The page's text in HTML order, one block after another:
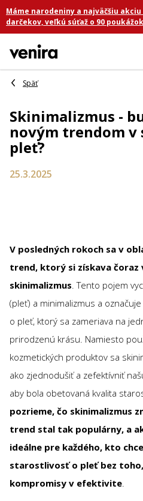
Prejsť
na
obsah
Máme narodeniny a najväčšiu
darčekov, veľkú súťaž o 90
Skinimalizmus -
novým trendom
pleť?
25.3.2025
V posledných rokoch sa v
trend, ktorý si získava čoraz
skinimalizmus. Tento pojem
(pleť) a minimalizmus a
o pleť, ktorý sa zameriava na
prirodzenú krásu. Namiesto
kozmetických produktov sa
ako zjednodušiť a zefektívniť
aby bola obetovaná kvalita
pozrieme, čo skinimalizmus
trend stal tak populárny, a
ideálne pre každého, kto
starostlivosť o pleť bez
kompromisy v efektivite.